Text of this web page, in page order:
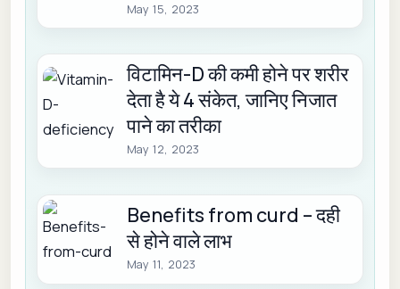
May 15, 2023
विटामिन-D की कमी होने पर शरीर
देता है ये 4 संकेत, जानिए निजात
पाने का तरीका
May 12, 2023
Benefits from curd – दही
से होने वाले लाभ
May 11, 2023